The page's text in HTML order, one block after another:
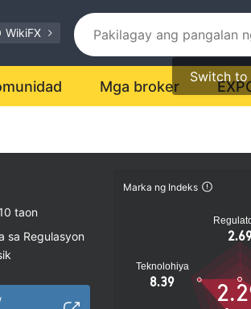
WikiFX
Switch to
Mga broker
taon
sa Regulasyon
Marka ng Indeks
Teknolohiya
8.39